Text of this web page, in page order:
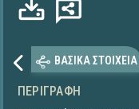
ΒΑΣΙΚΑ ΣΤΟΙΧΕΙΑ
ΠΕΡΙΓΡΑΦΉ